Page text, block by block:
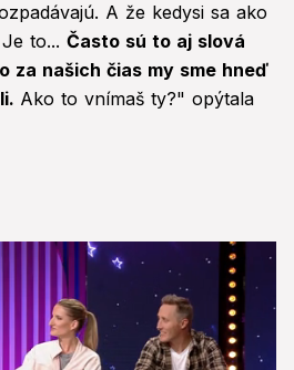
A že kedysi sa ako
to... Často sú to aj slová
za našich čias my sme hneď
Ako to vnímaš ty?" opýtala